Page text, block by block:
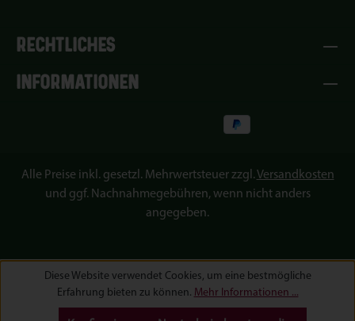
RECHTLICHES
INFORMATIONEN
Alle Preise inkl. gesetzl. Mehrwertsteuer zzgl. Versandkosten
und ggf. Nachnahmegebühren, wenn nicht anders
angegeben.
Diese Website verwendet Cookies, um eine bestmögliche
Erfahrung bieten zu können. Mehr Informationen ...